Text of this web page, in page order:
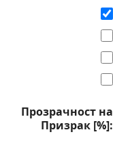
Прозрачност на
Призрак [%]